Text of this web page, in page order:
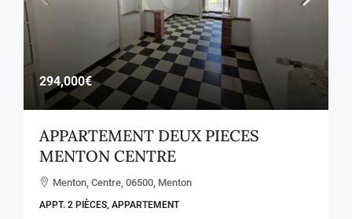
294,000€
APPARTEMENT DEUX PIECES
MENTON CENTRE
Menton, Centre, 06500, Menton
APPT. 2 PIÈCES, APPARTEMENT